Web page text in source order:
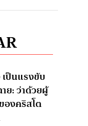
ป็นแรงขับ
ย: ว่าด้วยผู้
งคริสโต